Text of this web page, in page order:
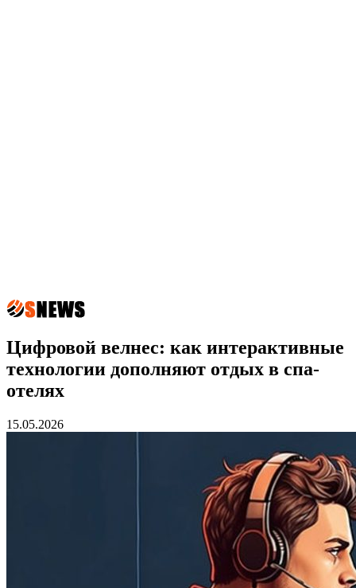
Цифровой велнес: как интерактивные
технологии дополняют отдых в спа-
отелях
15.05.2026